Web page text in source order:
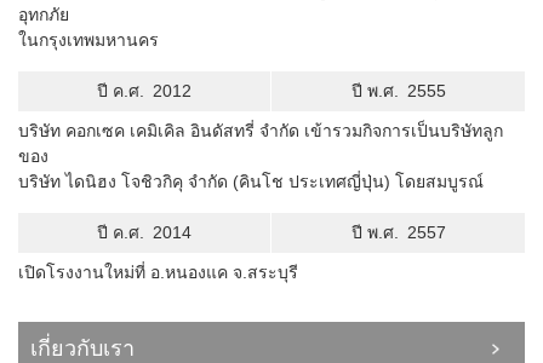
อุทกภัย
ในกรุงเทพมหานคร
ปี ค.ศ. 2012 ปี พ.ศ. 2555
บริษัท คอกเซค เคมิเคิล อินดัสทรี่ จำกัด เข้ารวมกิจการเป็นบริษัทลูก
ของ
บริษัท ไดนิฮง โจชิวกิคุ จำกัด (คินโช ประเทศญี่ปุ่น) โดยสมบูรณ์
ปี ค.ศ. 2014 ปี พ.ศ. 2557
เปิดโรงงานใหม่ที่ อ.หนองแค จ.สระบุรี
เกี่ยวกับเรา